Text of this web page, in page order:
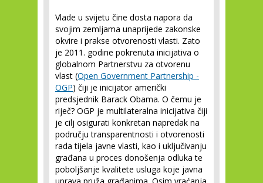
Vlade u svijetu čine dosta napora da
svojim zemljama unaprijede zakonske
okvire i prakse otvorenosti vlasti. Zato
je 2011. godine pokrenuta inicijativa o
globalnom Partnerstvu za otvorenu
vlast (Open Government Partnership -
OGP) čiji je inicijator američki
predsjednik Barack Obama. O čemu je
riječ? OGP je multilateralna inicijativa čiji
je cilj osigurati konkretan napredak na
području transparentnosti i otvorenosti
rada tijela javne vlasti, kao i uključivanju
građana u proces donošenja odluka te
poboljšanje kvalitete usluga koje javna